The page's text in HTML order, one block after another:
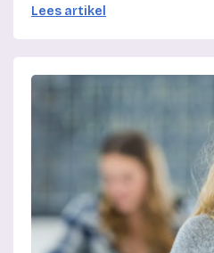
Lees artikel